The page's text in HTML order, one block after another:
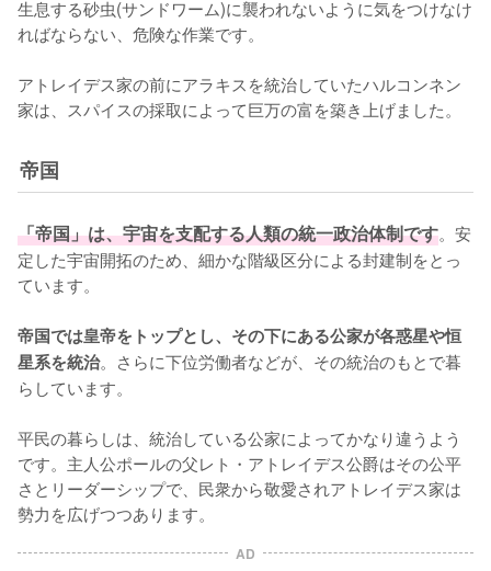
生息する砂虫(サンドワーム)に襲われないように気をつけなけ
ればならない、危険な作業です。
アトレイデス家の前にアラキスを統治していたハルコンネン
帝国
「帝国」は、宇宙を支配する人類の統一政治体制です。安
定した宇宙開拓のため、細かな階級区分による封建制をとっ
ています。
帝国では皇帝をトップとし、その下にある公家が各惑星や恒
星系を統治。さらに下位労働者などが、その統治のもとで暮
らしています。
平民の暮らしは、統治している公家によってかなり違うよう
です。主人公ポールの父レト・アトレイデス公爵はその公平
さとリーダーシップで、民衆から敬愛されアトレイデス家は
勢力を広げつつあります。
AD